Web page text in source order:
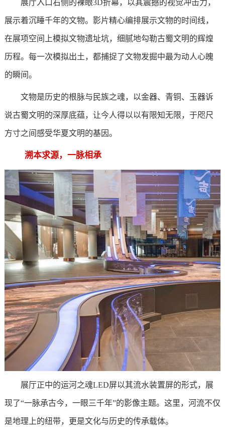
展厅入口右侧的裸眼3D折幕，以其震撼的视觉冲击力，
展示着沉睡千年的文物。影片精心编排展示文物的时间线，
在展项空间上模拟文物遗址坑，细腻地勾勒古蜀文明的辉煌
历程。每一次模拟出土，都捕捉了文物发掘中最为动人心魄
的瞬间。
文物是历史的根脉与民族之魂，以金器、青铜、玉器诉
说古蜀文明的深厚底蕴，让今人得以以有限知无限，于咫尺
方寸之间感受华夏文明的基因。
溯本求源，一脉相承
展厅正中的运河之魂LED屏以其流水装置屏的形式，展
现了“一脉承古今，一眼三千年”的影像主题。这里，河流不仅
是地理上的纽带，更是文化与历史的传承载体。